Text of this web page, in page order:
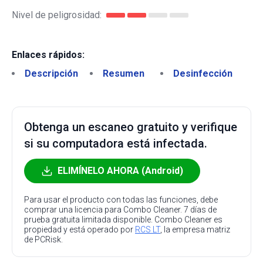
Nivel de peligrosidad:
Enlaces rápidos:
Descripción
Resumen Desinfección
Obtenga un escaneo gratuito y verifique
si su computadora está infectada.
ELIMÍNELO AHORA (Android)
Para usar el producto con todas las funciones, debe
comprar una licencia para Combo Cleaner. 7 días de
prueba gratuita limitada disponible. Combo Cleaner es
propiedad y está operado por RCS LT, la empresa matriz
de PCRisk.